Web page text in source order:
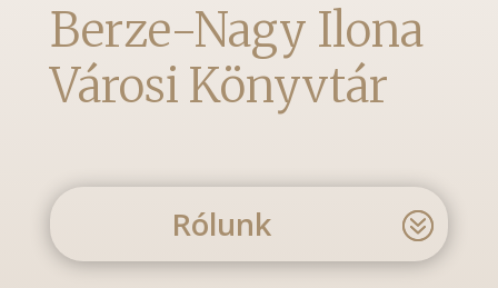
Berze-Nagy Ilona
Városi Könyvtár
Rólunk